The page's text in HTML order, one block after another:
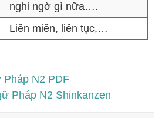
nghi ngờ gì nữa….
Liên miên, liên tục,…
Pháp N2 PDF
Pháp N2 Shinkanzen